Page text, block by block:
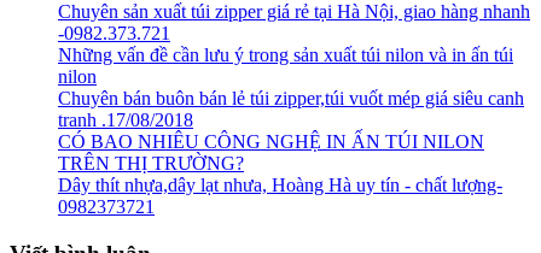
Chuyên sản xuất túi zipper giá rẻ tại Hà Nội, giao hàng nhanh
-0982.373.721
Những vấn đề cần lưu ý trong sản xuất túi nilon và in ấn túi
nilon
Chuyên bán buôn bán lẻ túi zipper,túi vuốt mép giá siêu canh
tranh .17/08/2018
CÓ BAO NHIÊU CÔNG NGHỆ IN ẤN TÚI NILON
TRÊN THỊ TRƯỜNG?
Dây thít nhựa,dây lạt nhưa, Hoàng Hà uy tín - chất lượng-
0982373721